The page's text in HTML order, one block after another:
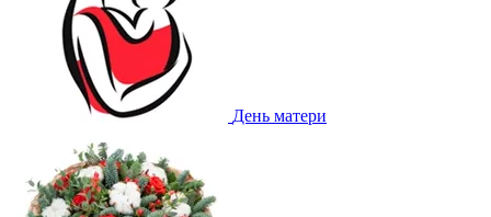
День матери